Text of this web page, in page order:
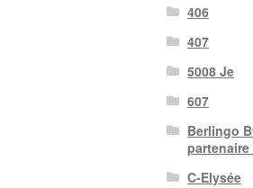
406
407
5008 Je
607
Berlingo
partenaire
C-Elysée